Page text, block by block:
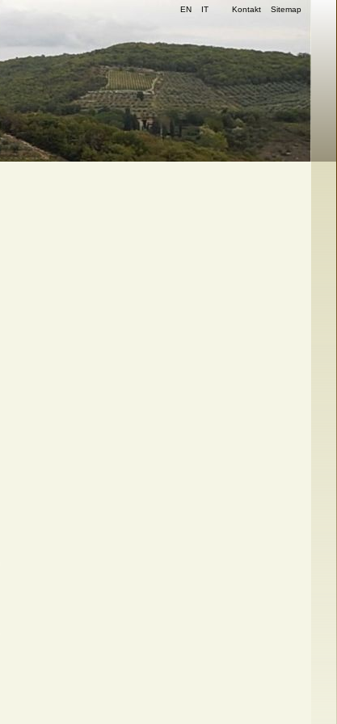
EN IT
Navigation
Kontakt Sitemap